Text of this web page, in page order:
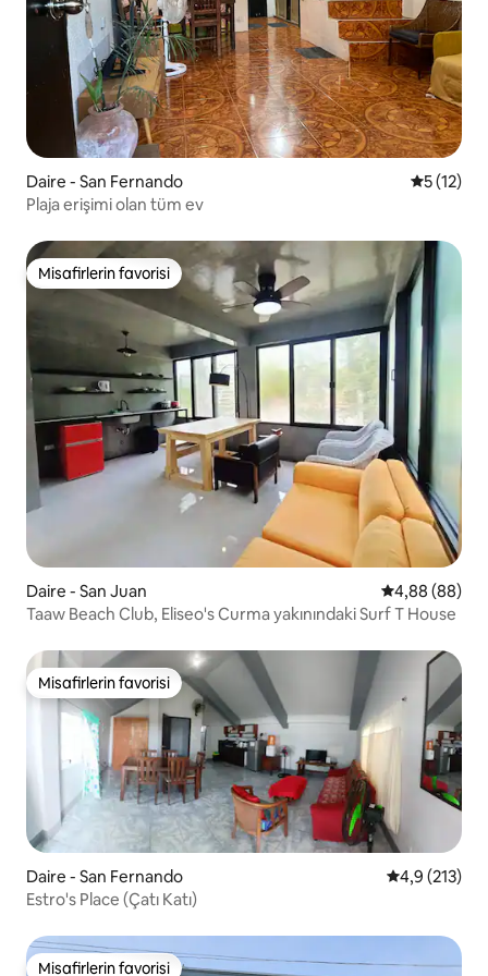
Daire - San Fernando 55 (12)
Plaja erişimi olan tüm ev
Misafirlerin favorisi
Misafirlerin favorisi
Daire - San Juan 5 üzerinden
4,88 (88)
Taaw Beach Club, Eliseo's Curma yakınındaki Surf T House
Misafirlerin favorisi
Misafirlerin favorisi
Daire - San Fernando 5 üzerinden
4,9 (213)
Estro's Place (Çatı Katı)
Misafirlerin favorisi